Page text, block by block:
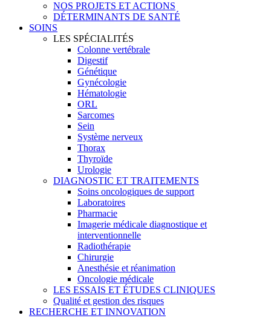
NOS PROJETS ET ACTIONS
DÉTERMINANTS DE SANTÉ
SOINS
LES SPÉCIALITÉS
Colonne vertébrale
Digestif
Génétique
Gynécologie
Hématologie
ORL
Sarcomes
Sein
Système nerveux
Thorax
Thyroïde
Urologie
DIAGNOSTIC ET TRAITEMENTS
Soins oncologiques de support
Laboratoires
Pharmacie
Imagerie médicale diagnostique et
interventionnelle
Radiothérapie
Chirurgie
Anesthésie et réanimation
Oncologie médicale
LES ESSAIS ET ÉTUDES CLINIQUES
Qualité et gestion des risques
RECHERCHE ET INNOVATION